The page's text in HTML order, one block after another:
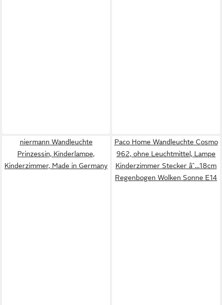
niermann Wandleuchte
Prinzessin, Kinderlampe,
Kinderzimmer, Made in Germany
Paco Home Wandleuchte Cosmo
962, ohne Leuchtmittel, Lampe
Kinderzimmer Stecker âˆ…18cm
Regenbogen Wolken Sonne E14